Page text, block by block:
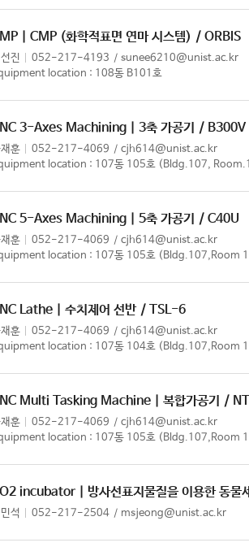
| CMP (화학적표면 연마 시스템) / ORBIS
진 052-217-4193
sunee6210@unist.ac.kr
location : 108동 B101호
3-Axes Machining | 3축 가공기 / B300V
훈 052-217-4069
cjh614@unist.ac.kr
location : 107동 105호 (Bldg.107,
5-Axes Machining | 5축 가공기 / C40U
훈 052-217-4069
cjh614@unist.ac.kr
location : 107동 105호 (Bldg.107,Room
Lathe | 수치제어 선반 / TSL-6
훈 052-217-4069
cjh614@unist.ac.kr
location : 107동 104호 (Bldg.107,Room
Multi Tasking Machine | 복합가공기 /
훈 052-217-4069
cjh614@unist.ac.kr
location : 107동 105호 (Bldg.107,Room
incubator | 방사선표지물질을 이용한 동물
석 052-217-2504 msjeong@unist.ac.kr